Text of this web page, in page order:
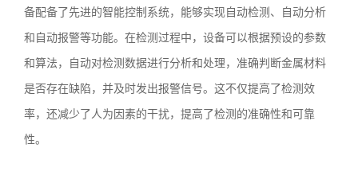
备配备了先进的智能控制系统，能够实现自动检测、自动分析
和自动报警等功能。在检测过程中，设备可以根据预设的参数
和算法，自动对检测数据进行分析和处理，准确判断金属材料
是否存在缺陷，并及时发出报警信号。这不仅提高了检测效
率，还减少了人为因素的干扰，提高了检测的准确性和可靠
性。